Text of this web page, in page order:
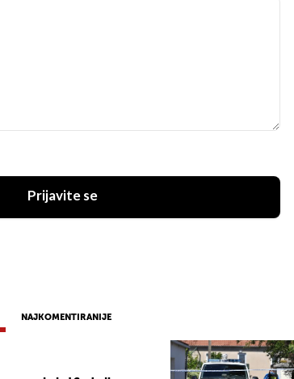
Prijavite se
NAJKOMENTIRANIJE